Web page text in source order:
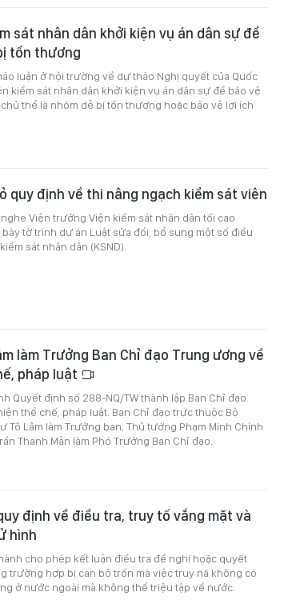
sát nhân dân khởi kiện vụ án dân sự để
tổn thương
luận ở hội trường về dự thảo Nghị quyết của Quốc
kiểm sát nhân dân khởi kiện vụ án dân sự để bảo vệ
thể là nhóm dễ bị tổn thương hoặc bảo vệ lợi ích
quy định về thi nâng ngạch kiểm sát viên
Viện trưởng Viện kiểm sát nhân dân tối cao
tờ trình dự án Luật sửa đổi, bổ sung một số điều
sát nhân dân (KSND).
làm Trưởng Ban Chỉ đạo Trung ương về
pháp luật
Quyết định số 288-NQ/TW thành lập Ban Chỉ đạo
thể chế, pháp luật. Ban Chỉ đạo trực thuộc Bộ
Tô Lâm làm Trưởng ban; Thủ tướng Phạm Minh Chính
Thanh Mẫn làm Phó Trưởng Ban Chỉ đạo.
định về điều tra, truy tố vắng mặt và
hình
cho phép kết luận điều tra đề nghị hoặc quyết
trường hợp bị can bỏ trốn mà việc truy nã không có
ở nước ngoài mà không thể triệu tập về nước.